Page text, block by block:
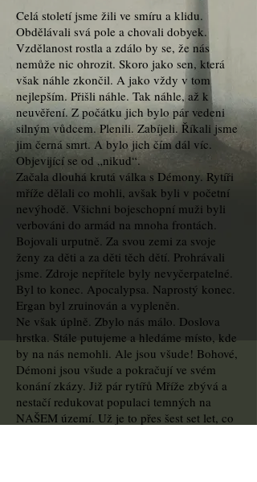
Celá století jsme žili ve smíru a klidu.
Obdělávali svá pole a chovali dobyek.
Vzdělanost rostla a zdálo by se, že nás
nemůže nic ohrozit. Skoro jako sen, která
však náhle zkončil. A jako vždy v tom
nejlepším. Přišli náhle. Tak náhle, až k
neuvěření. Z počátku jich bylo pár vedeni
silným vůdcem. Plenili. Zabíjeli. Říkali jsme
jim černá smrt. A bylo jich čím dál víc.
Objevijící se od „nikud“.
Začala dlouhá krutá válka s Démony. Rytíři
mříže dělali co mohli, avšak byli v početní
nevýhodě. Všichni bojeschopní muži byli
verbováni do armád na mnoha frontách.
Bojovali urputně. Za svou zemi za svoje
ženy za děti a za děti těch dětí. Prohrávali
jsme. Zdroje nepřítele byly nevyčerpatelné.
Byl to konec. Apocalypsa. Naprostý konec.
Ergan byl zruinován a vypleněn.
Ne však úplně. Zbylo nás málo. Doslova
hrstka. Stále putujeme a hledáme místo, kde
by na nás nemohli. Ale jsou všude! Bohové,
Démoni jsou všude a pokračují ve svém
konání zkázy. Již pár rytířů Mříže zbývá a
nestačí redukovat populaci temných na
NAŠEM území. Už je to přes šest set let, co